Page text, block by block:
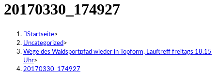
20170330_174927
Startseite>
Uncategorized>
Wege des Waldsportpfad wieder in Topform, Lauftreff freitags 18.15
Uhr>
20170330_174927